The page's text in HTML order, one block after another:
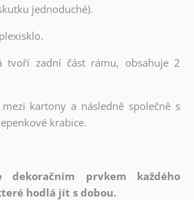
jednoduché).
tvoří zadní část rámu, obsahuje 2
kartony a následně společně s
krabice.
prvkem každého
hodlá jít s dobou.